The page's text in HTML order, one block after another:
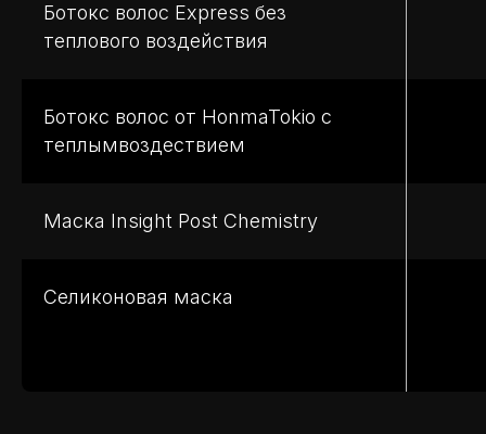
Ботокс волос Express без
теплового воздействия
Ботокс волос от HonmaTokio с
теплымвоздествием
Маска Insight Post Chemistry
Селиконовая маска